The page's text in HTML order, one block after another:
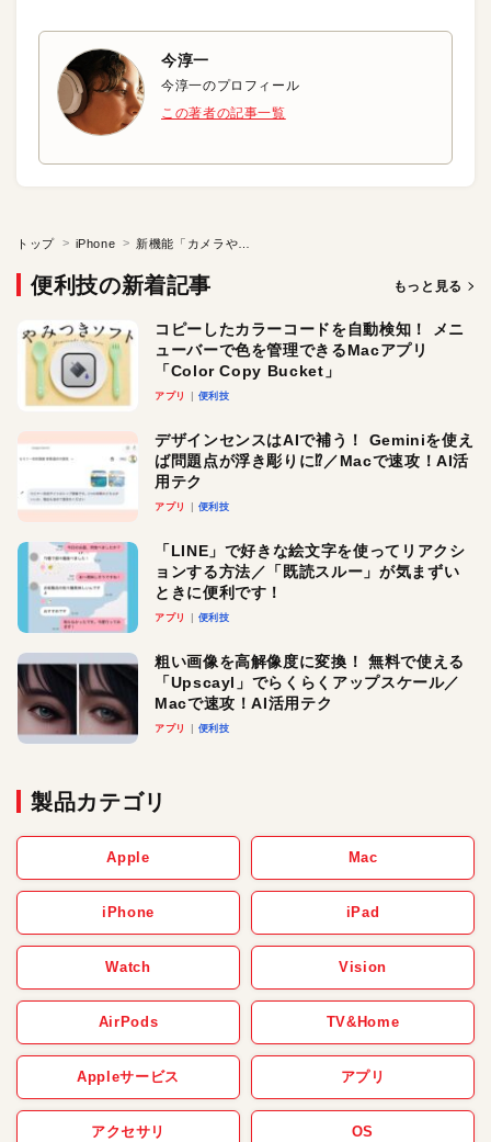
今淳一
今淳一のプロフィール
この著者の記事一覧
トップ iPhone
便利技の新着記事 もっと見る
コピーしたカラーコードを自動検知！ メニ
ューバーで色を管理できるMacアプリ
「Color Copy Bucket」
アプリ 便利技
デザインセンスはAIで補う！ Geminiを使え
ば問題点が浮き彫りに⁉︎／Macで速攻！AI活
用テク
アプリ 便利技
「LINE」で好きな絵文字を使ってリアクシ
ョンする方法／「既読スルー」が気まずい
ときに便利です！
アプリ 便利技
粗い画像を高解像度に変換！ 無料で使える
「Upscayl」でらくらくアップスケール／
Macで速攻！AI活用テク
アプリ 便利技
製品カテゴリ
Apple Mac
iPhone iPad
Watch Vision
AirPods TV&Home
Appleサービス アプリ
アクセサリ OS